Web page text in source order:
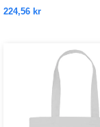
224,56 kr